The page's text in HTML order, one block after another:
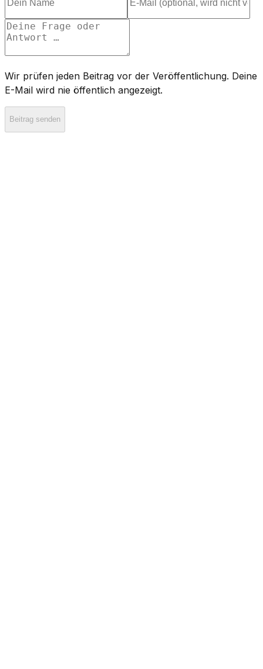
Wir prüfen jeden Beitrag vor der Veröffentlichung. Deine
E-Mail wird nie öffentlich angezeigt.
Beitrag senden